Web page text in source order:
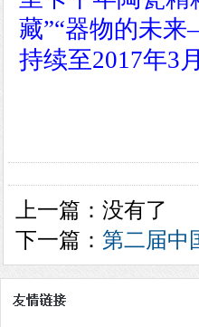
藏”“器物的未
持续至2017年3
上一篇：没有了
下一篇： 第二届中